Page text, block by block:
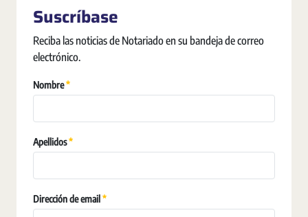
Suscríbase
Reciba las noticias de Notariado en su bandeja de correo
electrónico.
Nombre Erforderlich
Apellidos Erforderlich
Dirección de email Erforderlich